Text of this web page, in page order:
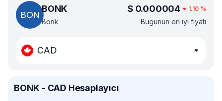
BONK
Bonk
$ 0.000004 1.10 %
Bugünün en iyi fiyatı
CAD
BONK - CAD Hesaplayıcı